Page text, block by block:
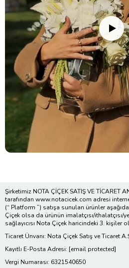
Şirketimiz NOTA ÇİÇEK SATIŞ VE TİCARET
tarafından www.notacicek.com adresi
(“ Platform ”) satışa sunulan ürünler
Çiçek olsa da ürünün imalatçısı/
sağlayıcısı Nota Çiçek haricindeki 3. kişiler
Ticaret Ünvanı: Nota Çiçek Satış ve Ticaret
Kayıtlı E-Posta Adresi: [email protected]
Vergi Numarası: 6321540650